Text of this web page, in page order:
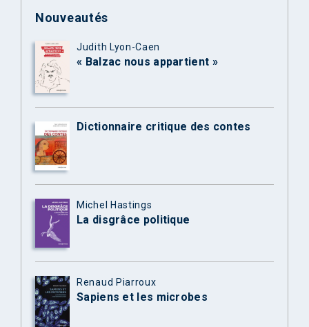
Nouveautés
Judith Lyon-Caen
« Balzac nous appartient »
Dictionnaire critique des contes
Michel Hastings
La disgrâce politique
Renaud Piarroux
Sapiens et les microbes